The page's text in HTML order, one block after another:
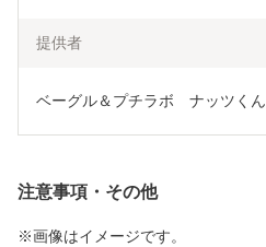
提供者
ベーグル＆プチラボ　ナッツくん
注意事項・その他
※画像はイメージです。